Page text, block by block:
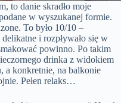
to danie skradło moje
w wyszukanej formie.
To było 10/10 –
i rozpływało się w
powinno. Po takim
drinka z widokiem
a konkretnie, na balkonie
Pełen relaks…